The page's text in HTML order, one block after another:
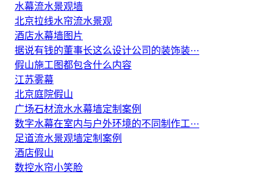
水幕流水景观墙
北京拉线水帘流水景观
酒店水幕墙图片
据说有钱的董事长这么设计公司的装饰装···
假山施工图都包含什么内容
江苏雾幕
北京庭院假山
广场石材流水水幕墙定制案例
数字水幕在室内与户外环境的不同制作工···
足道流水景观墙定制案例
酒店假山
数控水帘小笑脸